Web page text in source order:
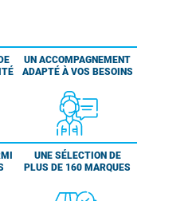
UN ACCOMPAGNEMENT
ADAPTÉ À VOS BESOINS
UNE SÉLECTION DE
PLUS DE 160 MARQUES